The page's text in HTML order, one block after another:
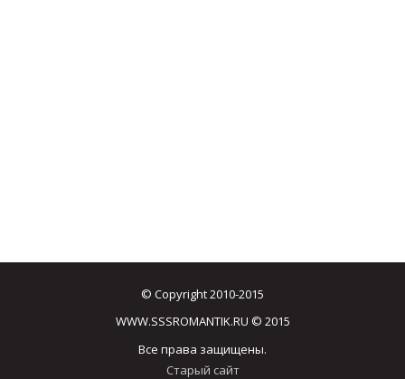
© Copyright 2010-2015
WWW.SSSROMANTIK.RU © 2015
Все права защищены.
Старый сайт